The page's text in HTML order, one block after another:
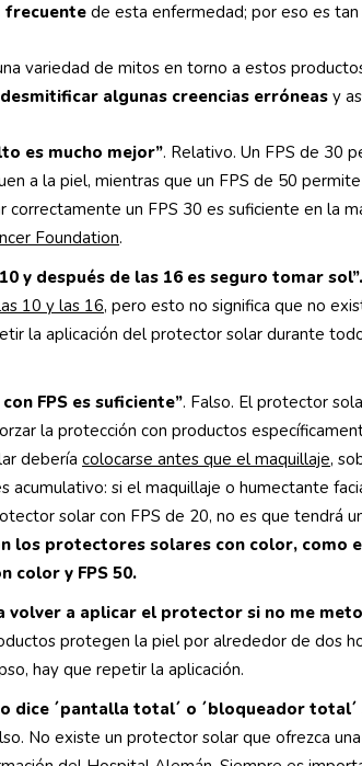
frecuente de esta enfermedad; por eso es
variedad de mitos en torno a estos
algunas creencias erróneas y
es mucho mejor”. Relativo. Un FPS de 30
a la piel, mientras que un FPS de 50
correctamente un FPS 30 es suficiente en la
Foundation.
y después de las 16 es seguro tomar sol”.
10 y las 16, pero esto no significa que no
la aplicación del protector solar durante
FPS es suficiente”. Falso. El protector
la protección con productos
debería colocarse antes que el maquillaje,
acumulativo: si el maquillaje o humectante
solar con FPS de 20, no es que tendrá
los protectores solares con color, como
color y FPS 50.
volver a aplicar el protector si no me
protegen la piel por alrededor de dos
hay que repetir la aplicación.
dice ´pantalla total´ o ´bloqueador
No existe un protector solar que ofrezca